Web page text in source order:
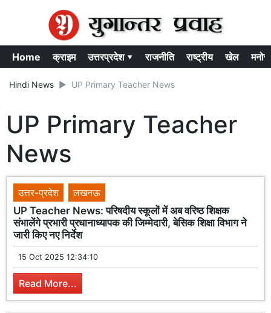
Home क्राइम उत्तरप्रदेश ▾ राजनीति राष्ट्रीय खेल
Hindi News UP Primary Teacher News
UP Primary Teacher
News
उत्तर-प्रदेश
लखनऊ
UP Teacher News: परिषदीय स्कूलों में अब वरिष्ठ शिक्षक
संभालेंगे प्रभारी प्रधानाध्यापक की जिम्मेदारी, बेसिक शिक्षा विभाग ने
जारी किए नए निर्देश
15 Oct 2025 12:34:10
Read More...